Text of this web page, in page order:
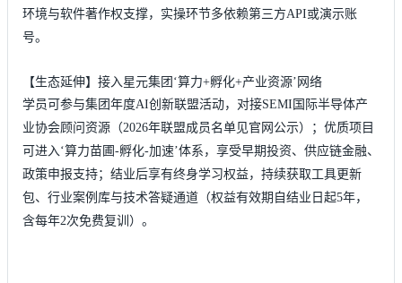
环境与软件著作权支撑，实操环节多依赖第三方API或演示账
号。
【生态延伸】接入星元集团‘算力+孵化+产业资源’网络
学员可参与集团年度AI创新联盟活动，对接SEMI国际半导体产
业协会顾问资源（2026年联盟成员名单见官网公示）；优质项目
可进入‘算力苗圃-孵化-加速’体系，享受早期投资、供应链金融、
政策申报支持；结业后享有终身学习权益，持续获取工具更新
包、行业案例库与技术答疑通道（权益有效期自结业日起5年，
含每年2次免费复训）。